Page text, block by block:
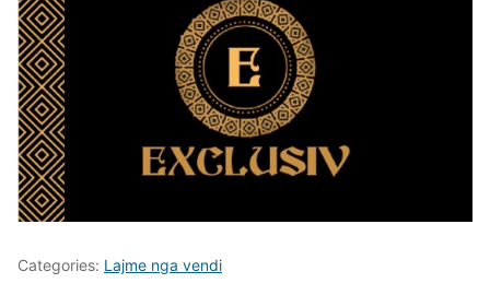
Categories: Lajme nga vendi